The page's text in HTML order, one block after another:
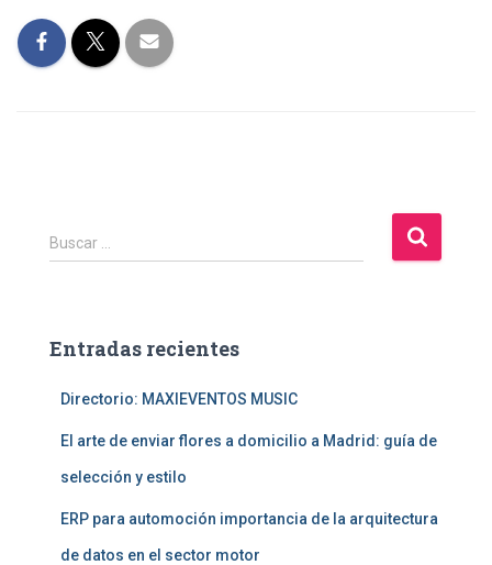
B
u
r
Buscar …
Entradas recientes
Directorio: MAXIEVENTOS MUSIC
El arte de enviar flores a domicilio a Madrid: guía de
selección y estilo
ERP para automoción importancia de la arquitectura
de datos en el sector motor